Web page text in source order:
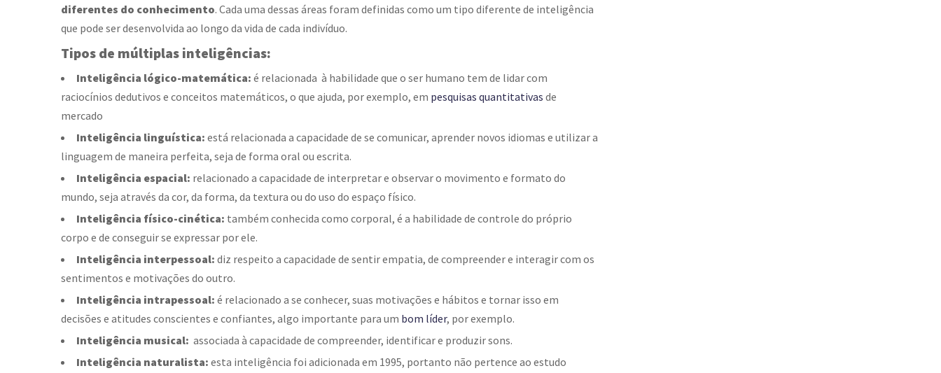
diferentes do conhecimento. Cada uma dessas áreas foram definidas como um tipo diferente de inteligência
que pode ser desenvolvida ao longo da vida de cada indivíduo.
Tipos de múltiplas inteligências:
Inteligência lógico-matemática: é relacionada à habilidade que o ser humano tem de lidar com
raciocínios dedutivos e conceitos matemáticos, o que ajuda, por exemplo, em pesquisas quantitativas de
mercado
Inteligência linguística: está relacionada a capacidade de se comunicar, aprender novos idiomas e utilizar a
linguagem de maneira perfeita, seja de forma oral ou escrita.
Inteligência espacial: relacionado a capacidade de interpretar e observar o movimento e formato do
mundo, seja através da cor, da forma, da textura ou do uso do espaço físico.
Inteligência físico-cinética: também conhecida como corporal, é a habilidade de controle do próprio
corpo e de conseguir se expressar por ele.
Inteligência interpessoal: diz respeito a capacidade de sentir empatia, de compreender e interagir com os
sentimentos e motivações do outro.
Inteligência intrapessoal: é relacionado a se conhecer, suas motivações e hábitos e tornar isso em
decisões e atitudes conscientes e confiantes, algo importante para um bom líder, por exemplo.
Inteligência musical: associada à capacidade de compreender, identificar e produzir sons.
Inteligência naturalista: esta inteligência foi adicionada em 1995, portanto não pertence ao estudo